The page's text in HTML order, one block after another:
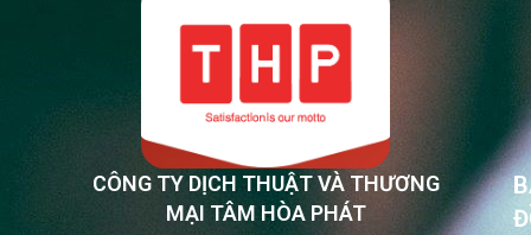
CÔNG TY DỊCH THUẬT VÀ THƯƠNG
MẠI TÂM HÒA PHÁT